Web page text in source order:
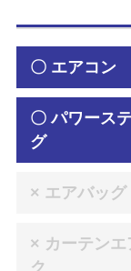
〇 エアコン
〇 パワース
グ
× エアバッグ
× カーテンエ
ク